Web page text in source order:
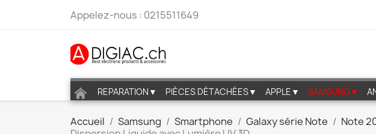
Appelez-nous : 0215511649
REPARATION▼ PIÈCES DÉTACHÉES▼ APPLE▼ SAMSUNG▼
Accueil Samsung Smartphone Galaxy série Note Note